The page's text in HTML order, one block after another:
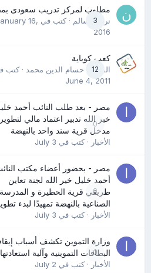
3
مطلوب لمركز تدريب سعودى
نرمين سالم · كتب في 16,
2016
12
كعب كوباية
المدرب حسام الدين محمد · كتب
June 4, 2011
0
مصر - بعد طلب النائب أحمد
خير الله تدبير اعتماد مالي لتطوير
مدخل قرية سند واحد بالنهضة
الأخبار · كتب في July 3
0
مصر - بحضور أعضاء مكتب
أحمد خليل خير الله لجنة تعاين
طريقي قرية الحظيرة و المدرسة
الصناعية بالنهضة تمهيدًا لبدء
الأخبار · كتب في July 3
0
وزارة التموين تكشف أسباب
البطاقات التموينية وآلية استعادتها
الأخبار · كتب في July 2